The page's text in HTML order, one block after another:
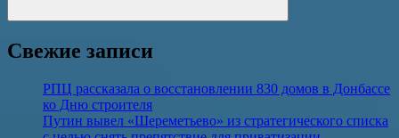
Поиск
Свежие записи
РПЦ рассказала о восстановлении 830 домов в Донбассе
ко Дню строителя
Путин вывел «Шереметьево» из стратегического списка